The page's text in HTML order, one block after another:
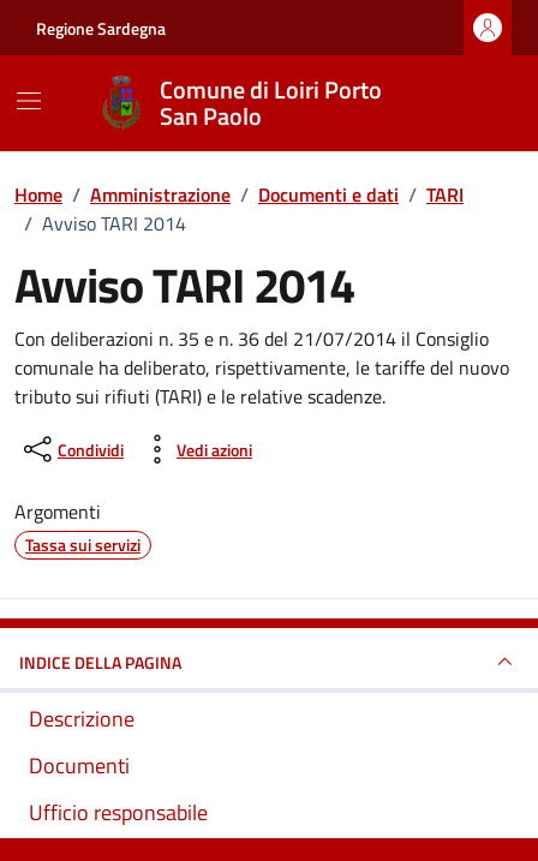
Regione Sardegna
Comune di Loiri Porto
San Paolo
Home / Amministrazione / Documenti e dati / TARI
/ Avviso TARI 2014
Avviso TARI 2014
Dettagli del documento
Con deliberazioni n. 35 e n. 36 del 21/07/2014 il Consiglio
comunale ha deliberato, rispettivamente, le tariffe del nuovo
tributo sui rifiuti (TARI) e le relative scadenze.
Condividi Vedi azioni
Argomenti
Tassa sui servizi
INDICE DELLA PAGINA
Descrizione
Documenti
Ufficio responsabile